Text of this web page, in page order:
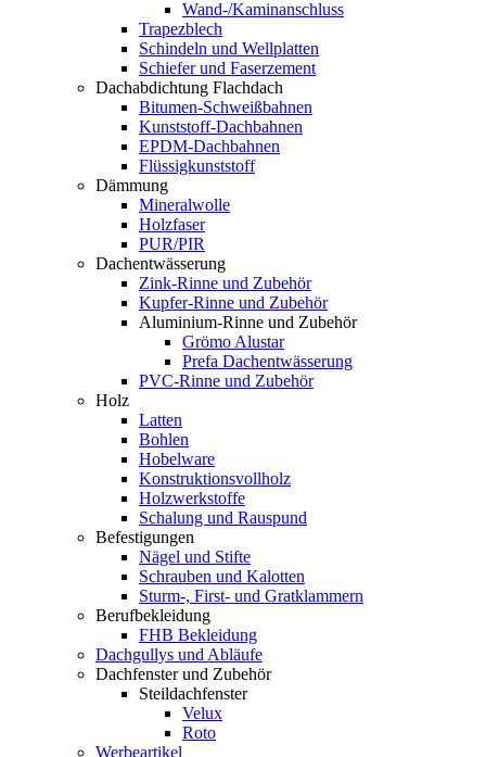
Wand-/Kaminanschluss
Trapezblech
Schindeln und Wellplatten
Schiefer und Faserzement
Dachabdichtung Flachdach
Bitumen-Schweißbahnen
Kunststoff-Dachbahnen
EPDM-Dachbahnen
Flüssigkunststoff
Dämmung
Mineralwolle
Holzfaser
PUR/PIR
Dachentwässerung
Zink-Rinne und Zubehör
Kupfer-Rinne und Zubehör
Aluminium-Rinne und Zubehör
Grömo Alustar
Prefa Dachentwässerung
PVC-Rinne und Zubehör
Holz
Latten
Bohlen
Hobelware
Konstruktionsvollholz
Holzwerkstoffe
Schalung und Rauspund
Befestigungen
Nägel und Stifte
Schrauben und Kalotten
Sturm-, First- und Gratklammern
Berufbekleidung
FHB Bekleidung
Dachgullys und Abläufe
Dachfenster und Zubehör
Steildachfenster
Velux
Roto
Werbeartikel